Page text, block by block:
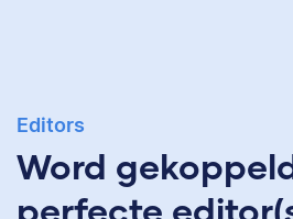
Editors
Word
perfecte
werkt als senior editor
bij Scribbr waar ze al
meer dan 2,5 miljoen
woorden heeft